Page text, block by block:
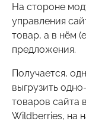
На стороне
управления
товар, а в нём
предложения.
Получается,
выгрузить
товаров сайта
Wildberries, на